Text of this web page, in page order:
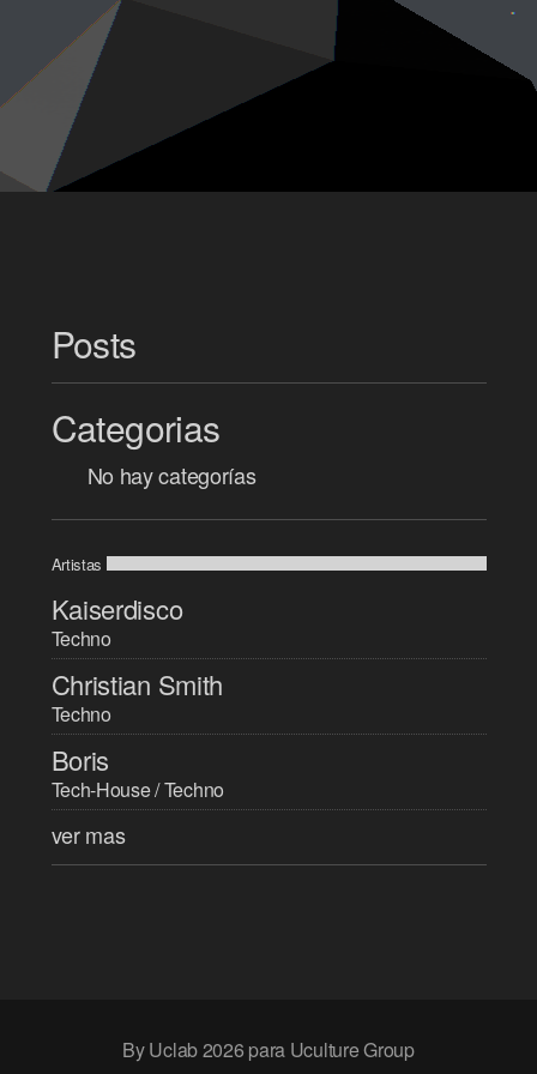
Posts
Categorias
No hay categorías
Artistas
Kaiserdisco
Techno
Christian Smith
Techno
Boris
Tech-House / Techno
ver mas
By Uclab 2026 para Uculture Group